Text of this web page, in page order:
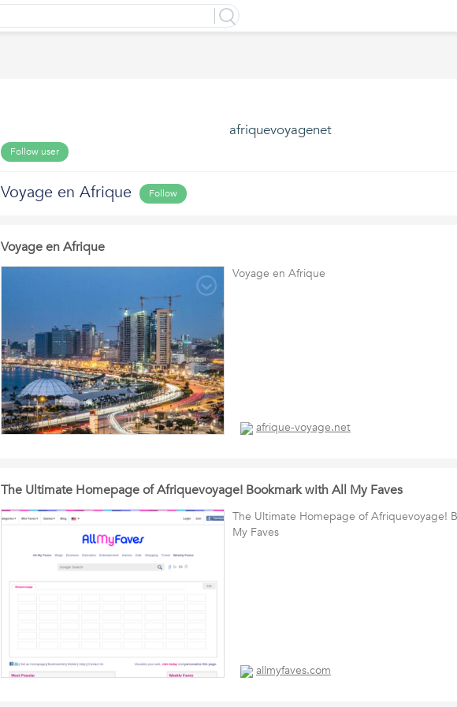
afriquevoyagenet
Follow user
Voyage en Afrique Follow
Voyage en Afrique
Voyage en Afrique
afrique-voyage.net
The Ultimate Homepage of Afriquevoyage! Bookmark with All My Faves
The Ultimate Homepage of Afriquevoyage!
My Faves
allmyfaves.com